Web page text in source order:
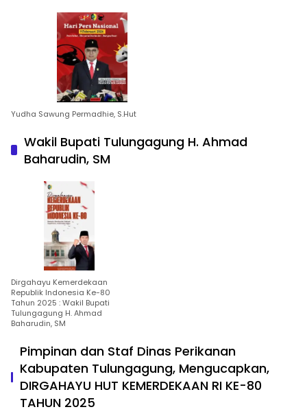
Yudha Sawung Permadhie, S.Hut
Wakil Bupati Tulungagung H. Ahmad
Baharudin, SM
Dirgahayu Kemerdekaan
Republik Indonesia Ke-80
Tahun 2025 : Wakil Bupati
Tulungagung H. Ahmad
Baharudin, SM
Pimpinan dan Staf Dinas Perikanan
Kabupaten Tulungagung, Mengucapkan,
DIRGAHAYU HUT KEMERDEKAAN RI KE-80
TAHUN 2025